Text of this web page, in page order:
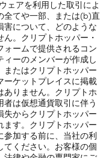
ェアを利用した取引によ
全てや一部、または(b)直
害について、どのような
。クリプトホッパー・
ォームで提供されるコン
ィーのメンバーが作成し
またはクリプトホッパー
ーケットプレイスに掲載
ありません。クリプトホ
者は仮想通貨取引に伴う
失からクリプトホッパー
ます。クリプトホッパー
加する前に、当社の利
てください。お客様の個